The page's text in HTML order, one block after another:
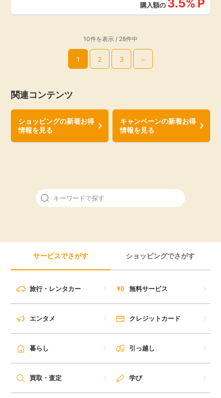
購入額の 3.5% P
10件を表示 / 28件中
1 2 3 ＞
関連コンテンツ
ショッピングの新着お得
情報を見る
キャンペーンの新着お得
情報を見る
サービスでさがす ショッピングでさがす
旅行・レンタカー 無料サービス
エンタメ クレジットカード
暮らし 引っ越し
買取・査定 学び